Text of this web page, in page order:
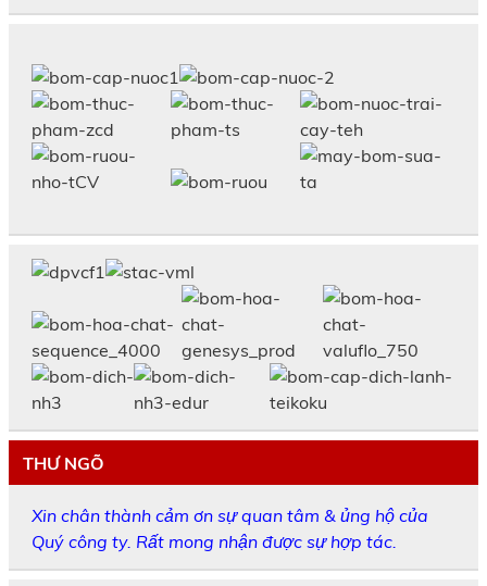
THƯ NGÕ
Xin chân thành cảm ơn sự quan tâm & ủng hộ của
Quý công ty. Rất mong nhận được sự hợp tác.